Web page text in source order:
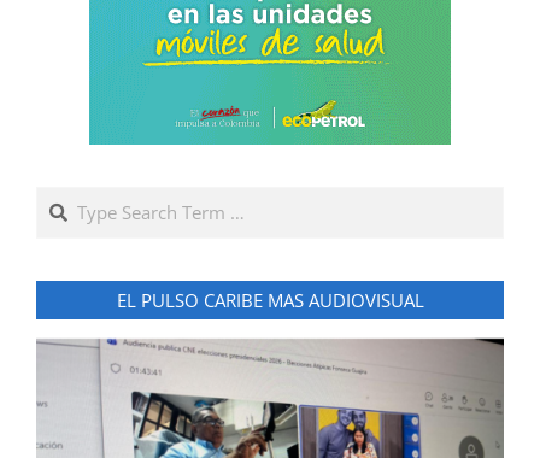
Search
EL PULSO CARIBE MAS AUDIOVISUAL